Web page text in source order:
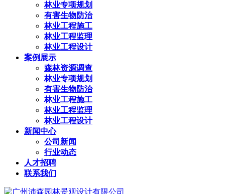
林业专项规划
有害生物防治
林业工程施工
林业工程监理
林业工程设计
案例展示
森林资源调查
林业专项规划
有害生物防治
林业工程施工
林业工程监理
林业工程设计
新闻中心
公司新闻
行业动态
人才招聘
联系我们